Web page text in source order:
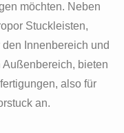
möchten. Neben
Stuckleisten,
Innenbereich und
bieten
also für
an.